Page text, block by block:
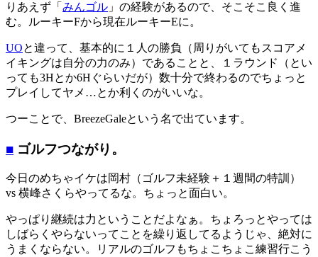
りあえず「 みんゴル 」の経験があるので、そこそこ良く進
む。ルーキーFから現在ルーキーEに。
UOと違って、基本的に１人の勝負（周りがいてもスコアメ
イキングは自分の力のみ）であることと、１ラウンド（とい
っても3Hとか6Hぐらいだが）数十分で終わるのでちょっと
プレイしてヤメ…とか利くのがいいな。
つーことで、BreezeGaleという名で出ています。
■ ゴルフつながり。
今日のめちゃイケは岡村（ゴルフ未経験＋１週間の特訓）
vs 横峰さくらやってるな。ちょっと面白い。
やっぱり継続は力ということだよなぁ。ちょろっとやっては
しばらくやらないってことを繰り返してるようじゃ、絶対に
うまくならない。リアルのゴルフもちょこちょこ練習行こう